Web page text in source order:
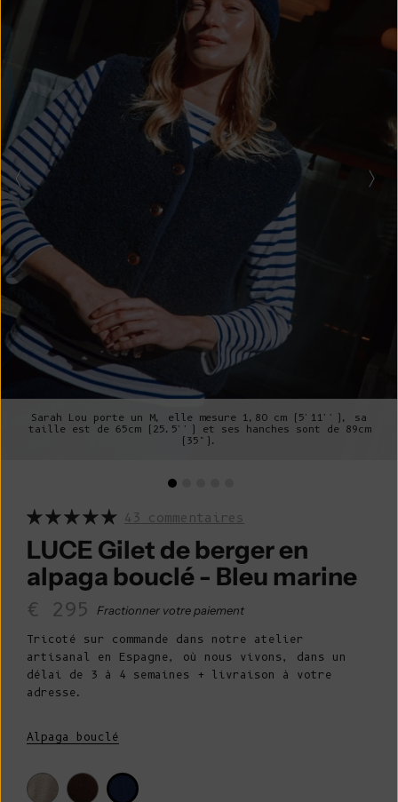
Sarah Lou porte un M, elle mesure 1,80 cm (5'11''), sa
taille est de 65cm (25.5'') et ses hanches sont de 89cm
(35").
43 commentaires
LUCE Gilet de berger en
alpaga bouclé - Bleu marine
Prix de vente
€ 295 Fractionner votre paiement
Tricoté sur commande dans notre atelier
artisanal en Espagne, où nous vivons, dans un
délai de 3 à 4 semaines + livraison à votre
adresse.
Alpaga bouclé